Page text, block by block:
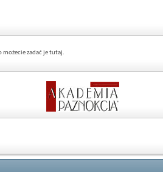
możecie zadać je tutaj.